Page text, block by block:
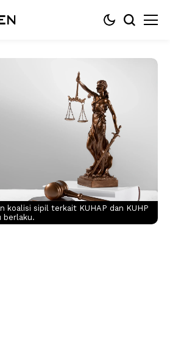
koalisi sipil terkait KUHAP dan KUHP
berlaku.